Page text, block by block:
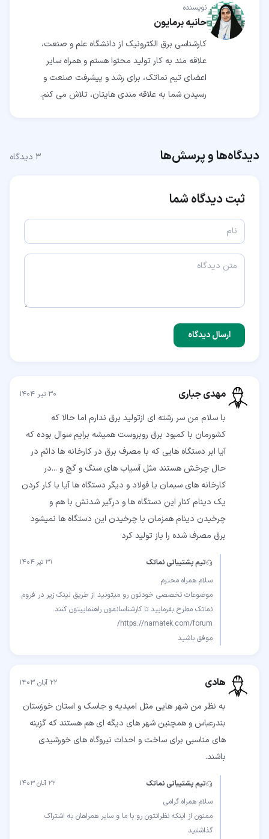
نویسنده
حانیه برمایون
کارشناسی برق الکترونیک از دانشگاه علم و صنعت،
علاقه مند به کار تولید محتوا هستم و همراه سایر
اعضای تیم نماتک، برای رشد و پیشرفت صنعت و
رسیدن شما به علاقه مندی هایتان، تلاش می کنم.
دیدگاه‌ها و پرسش‌ها ۳ دیدگاه
ثبت دیدگاه شما
ارسال دیدگاه
مهدی جباری ۳۰ تیر ۱۴۰۴
با سلام من سر رشته ای ازتولید برق ندارم اما حالا که
کشورمان با کمبود برق روبروست همیشه برایم سوال بوده که
آیا ابر دستگاه هایی که با مصرف برق در کارخانه ها دائم در
حال چرخش هستند مثل آسیاب های سنگ و گچ و ...در
کارخانه های سیمان یا فولاد و دیگر دستگاه ها آیا با کار کردن
یک دینام کنار این دستگاه ها و درگیر شدنش با هم و
چرخیدن دینام همزمان با چرخیدن این دستگاه ها نمیشود
برق مصرف شده را باز تولید کرد
تیم پشتیبانی نماتک ۳۱ تیر ۱۴۰۴
موضوعات تخصصی خودتون رو میتونید از طریق لینک زیر در فروم
موفق باشید
هادی ۲۲ آبان ۱۴۰۳
به نظر من شهر هایی مثل امیدیه و جاسک و استان خوزستان
بندرعباس و همچنین شهر های دیگه ای هم هستند که گزینه
های مناسبی برای ساخت و احداث نیروگاه های خورشیدی
باشند.
تیم پشتیبانی نماتک ۲۲ آبان ۱۴۰۳
ممنون از اینکه نظراتتون رو با ما و سایر همراهان به اشتراک